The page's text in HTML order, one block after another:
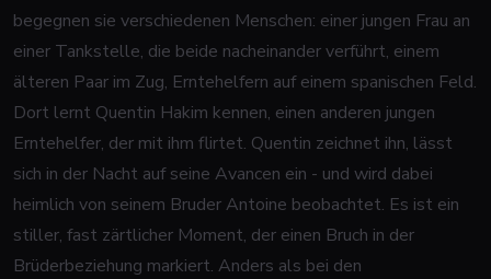
begegnen sie verschiedenen Menschen: einer jungen Frau an
einer Tankstelle, die beide nacheinander verführt, einem
älteren Paar im Zug, Erntehelfern auf einem spanischen Feld.
Dort lernt Quentin Hakim kennen, einen anderen jungen
Erntehelfer, der mit ihm flirtet. Quentin zeichnet ihn, lässt
sich in der Nacht auf seine Avancen ein - und wird dabei
heimlich von seinem Bruder Antoine beobachtet. Es ist ein
stiller, fast zärtlicher Moment, der einen Bruch in der
Brüderbeziehung markiert. Anders als bei den